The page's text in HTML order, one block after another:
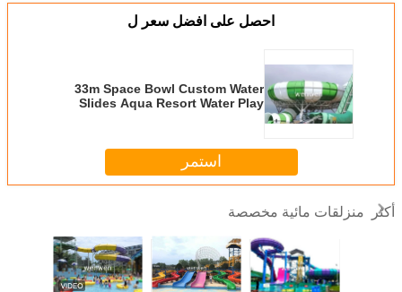
احصل على افضل سعر ل
33m Space Bowl Custom Water
Slides Aqua Resort Water Play
استمر
أكثر منزلقات مائية مخصصة